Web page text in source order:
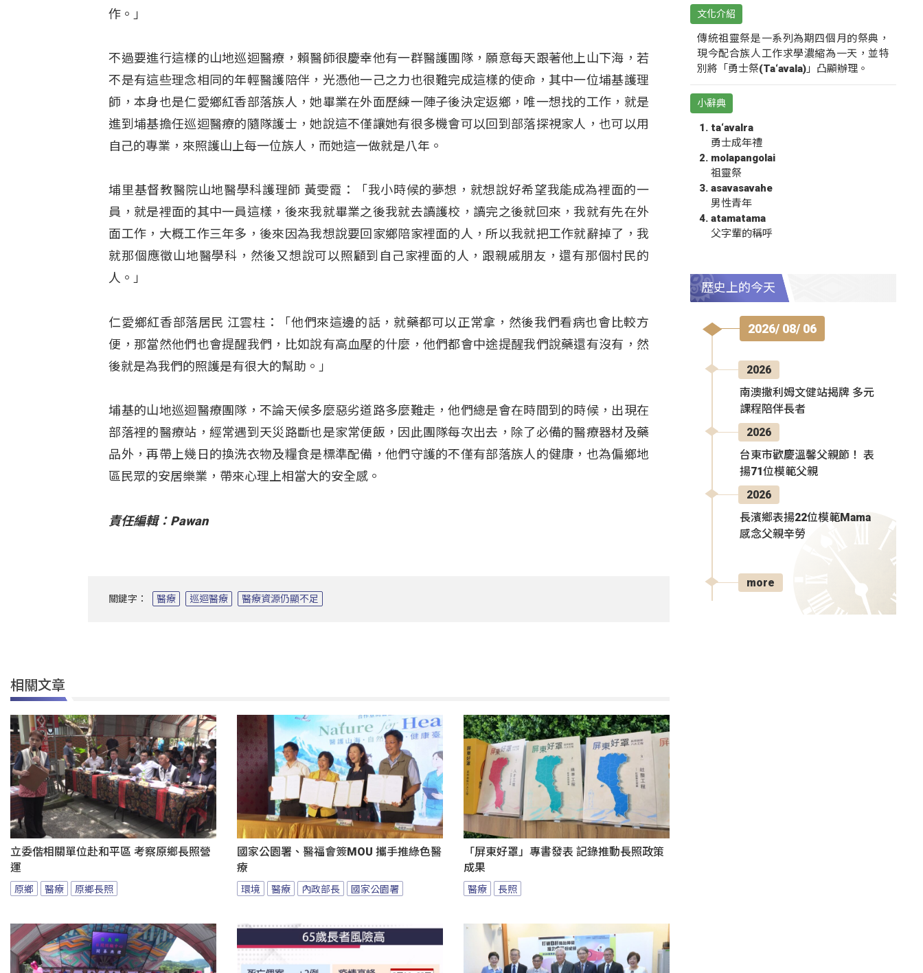
作。」
不過要進行這樣的山地巡迴醫療，賴醫師很慶幸他有一群醫護團隊，願意每天跟著他上山下海，若
不是有這些理念相同的年輕醫護陪伴，光憑他一己之力也很難完成這樣的使命，其中一位埔基護理
師，本身也是仁愛鄉紅香部落族人，她畢業在外面歷練一陣子後決定返鄉，唯一想找的工作，就是
進到埔基擔任巡迴醫療的隨隊護士，她說這不僅讓她有很多機會可以回到部落探視家人，也可以用
自己的專業，來照護山上每一位族人，而她這一做就是八年。
埔里基督教醫院山地醫學科護理師 黃雯霞：「我小時候的夢想，就想說好希望我能成為裡面的一
員，就是裡面的其中一員這樣，後來我就畢業之後我就去讀護校，讀完之後就回來，我就有先在外
面工作，大概工作三年多，後來因為我想說要回家鄉陪家裡面的人，所以我就把工作就辭掉了，我
就那個應徵山地醫學科，然後又想說可以照顧到自己家裡面的人，跟親戚朋友，還有那個村民的
人。」
仁愛鄉紅香部落居民 江雲柱：「他們來這邊的話，就藥都可以正常拿，然後我們看病也會比較方
便，那當然他們也會提醒我們，比如說有高血壓的什麼，他們都會中途提醒我們說藥還有沒有，然
後就是為我們的照護是有很大的幫助。」
埔基的山地巡迴醫療團隊，不論天候多麼惡劣道路多麼難走，他們總是會在時間到的時候，出現在
部落裡的醫療站，經常遇到天災路斷也是家常便飯，因此團隊每次出去，除了必備的醫療器材及藥
品外，再帶上幾日的換洗衣物及糧食是標準配備，他們守護的不僅有部落族人的健康，也為偏鄉地
區民眾的安居樂業，帶來心理上相當大的安全感。
責任編輯：Pawan
關鍵字： 醫療 巡迴醫療 醫療資源仍顯不足
相關文章
立委偕相關單位赴和平區 考察原鄉長照營
運
原鄉 醫療 原鄉長照
國家公園署、醫福會簽MOU 攜手推綠色醫
療
環境 醫療 內政部長 國家公園署
「屏東好罩」專書發表 記錄推動長照政策
成果
醫療 長照
文化介紹
傳統祖靈祭是一系列為期四個月的祭典，
現今配合族人工作求學濃縮為一天，並特
別將「勇士祭(Ta‘avala)」凸顯辦理。
小辭典
ta‘avalra
勇士成年禮
molapangolai
祖靈祭
asavasavahe
男性青年
atamatama
父字輩的稱呼
歷史上的今天
2026/ 08/ 06
2026
南澳撒利姆文健站揭牌 多元
課程陪伴長者
2026
台東市歡慶溫馨父親節！ 表
揚71位模範父親
2026
長濱鄉表揚22位模範Mama
感念父親辛勞
more